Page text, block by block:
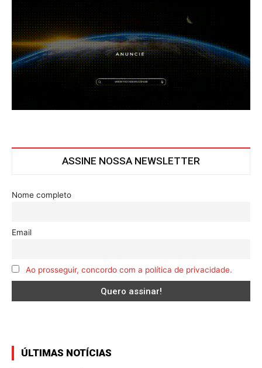
ASSINE NOSSA NEWSLETTER
Nome completo
Email
Ao prosseguir, concordo com a política de privacidade.
ÚLTIMAS NOTÍCIAS